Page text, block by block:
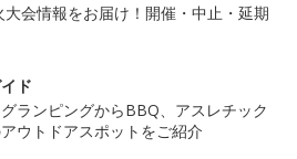
会情報をお届け！開催・中止・延期
ド
ランピングからBBQ、アスレチック
ウトドアスポットをご紹介